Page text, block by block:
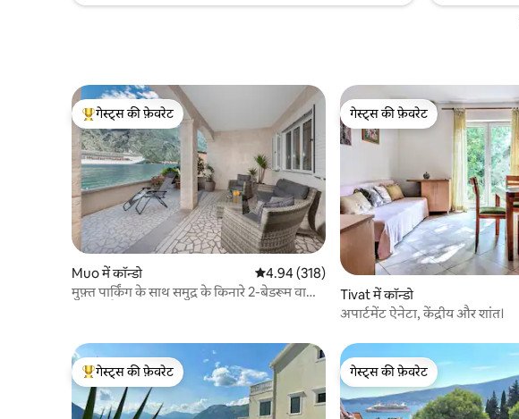
गेस्ट्स का टॉप फ़ेवरेट
गेस्ट्स की फ़ेवरेट
Muo में कॉन्डो औसत रेटिंग 5 में से 4.94, 318 समीक्षाएँ
4.94 (318)
मुफ़्त पार्किंग के साथ समुद्र के किनारे 2-बेडरूम वाला
गेस्ट्स की फ़ेवरेट
गेस्ट्स की फ़ेवरेट
Tivat में कॉन्डो
अपार्टमेंट ऐनेटा, केंद्रीय और शांत।
गेस्ट्स का टॉप फ़ेवरेट
गेस्ट्स की फ़ेवरेट
गेस्ट्स की फ़ेवरेट
गेस्ट्स की फ़ेवरेट